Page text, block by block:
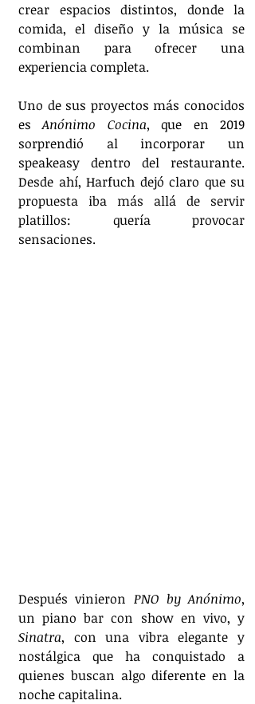
crear espacios distintos, donde la
comida, el diseño y la música se
combinan para ofrecer una
experiencia completa.
Uno de sus proyectos más conocidos
es Anónimo Cocina, que en 2019
sorprendió al incorporar un
speakeasy dentro del restaurante.
Desde ahí, Harfuch dejó claro que su
propuesta iba más allá de servir
platillos: quería provocar
sensaciones.
Después vinieron PNO by Anónimo,
Sinatra, con una vibra elegante y
nostálgica que ha conquistado a
quienes buscan algo diferente en la
noche capitalina.